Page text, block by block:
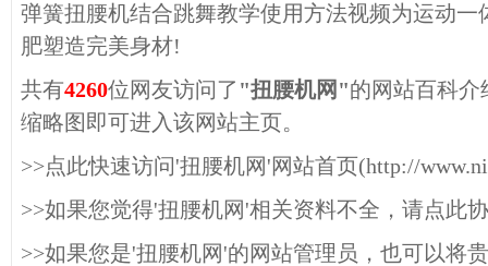
弹簧扭腰机结合跳舞教学使用方法视频为运动
肥塑造完美身材!
共有4260位网友访问了 "扭腰机网"的网站百科
缩略图即可进入该网站主页。
>>点此快速访问'扭腰机网'网站首页(http://
>>如果您觉得'扭腰机网'相关资料不全，请点此
>>如果您是'扭腰机网'的网站管理员，也可以将